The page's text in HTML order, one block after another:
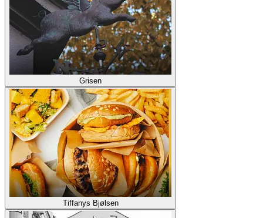
Grisen
Tiffanys Bjølsen